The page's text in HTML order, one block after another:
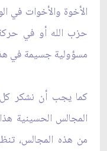
الأخوة والأخوات في
حزب الله أو في
مسؤولية جسيمة في
كما يجب أن نشكر كل
المجالس الحسينية
من هذه المجالس،